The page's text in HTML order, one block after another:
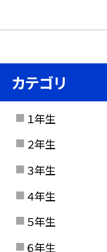
カテゴリ
１年生
２年生
３年生
４年生
５年生
６年生